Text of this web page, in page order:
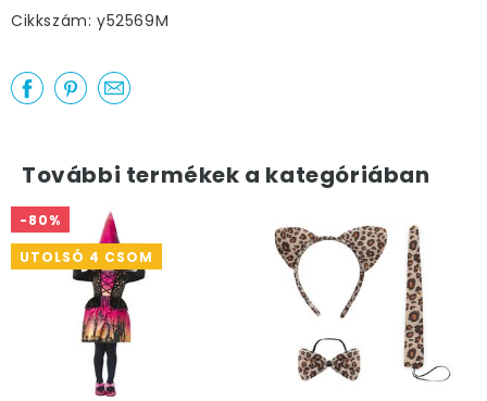
Cikkszám: y52569M
További termékek a kategóriában
-80%
UTOLSÓ 4 CSOM